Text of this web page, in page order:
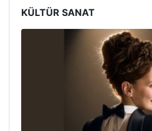
KÜLTÜR SANAT